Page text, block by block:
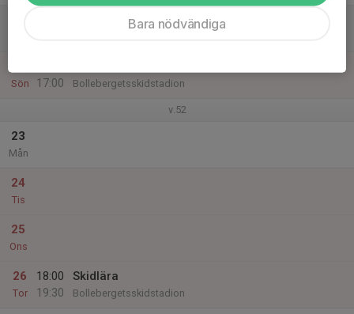
Sön
17:00
Bollebergetsskidstadion
v.52
23
Mån
24
Tis
25
Ons
26
Tor
18:00
19:30
Skidlära
Bollebergetsskidstadion
Bara nödvändiga